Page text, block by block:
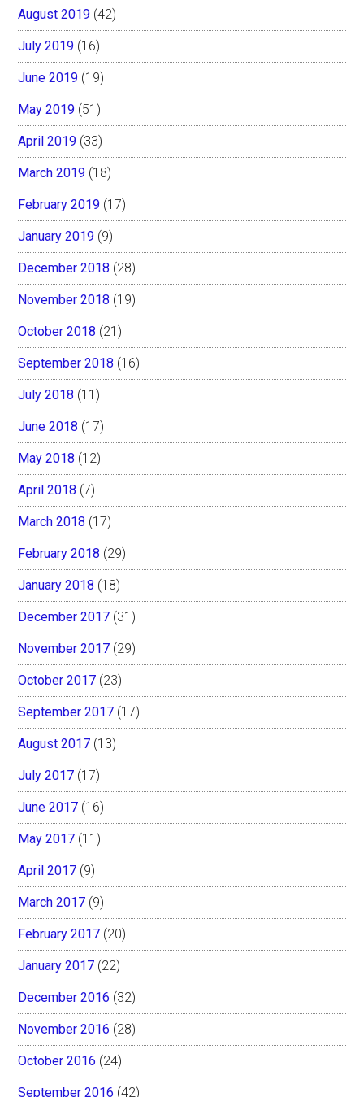
August 2019 (42)
July 2019 (16)
June 2019 (19)
May 2019 (51)
April 2019 (33)
March 2019 (18)
February 2019 (17)
January 2019 (9)
December 2018 (28)
November 2018 (19)
October 2018 (21)
September 2018 (16)
July 2018 (11)
June 2018 (17)
May 2018 (12)
April 2018 (7)
March 2018 (17)
February 2018 (29)
January 2018 (18)
December 2017 (31)
November 2017 (29)
October 2017 (23)
September 2017 (17)
August 2017 (13)
July 2017 (17)
June 2017 (16)
May 2017 (11)
April 2017 (9)
March 2017 (9)
February 2017 (20)
January 2017 (22)
December 2016 (32)
November 2016 (28)
October 2016 (24)
September 2016 (42)